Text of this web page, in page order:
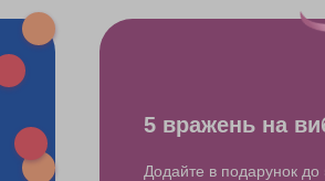
5 вражень на
Додайте в подарунок до